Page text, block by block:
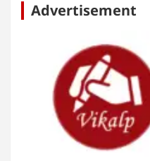
Advertisement